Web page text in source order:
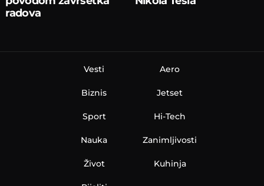
radova
Vesti
Biznis
Sport
Nauka
Aero
Jetset
Hi-Tech
Zanimljivosti
Život Kuhinja